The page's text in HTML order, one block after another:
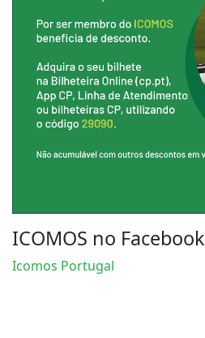
ICOMOS no Facebook
Icomos Portugal